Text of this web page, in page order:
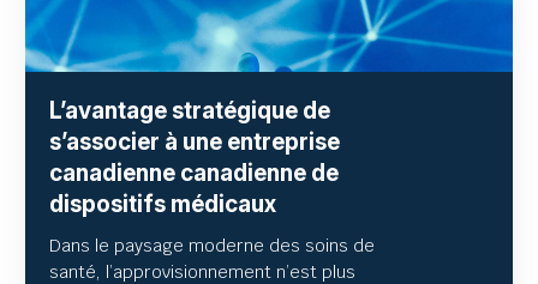
L’avantage stratégique de
s’associer à une entreprise
canadienne canadienne de
dispositifs médicaux
Dans le paysage moderne des soins de
santé, l’approvisionnement n’est plus